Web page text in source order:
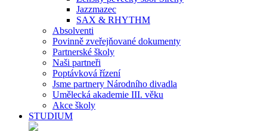
Jazzmazec
SAX & RHYTHM
Absolventi
Povinně zveřejňované dokumenty
Partnerské školy
Naši partneři
Poptávková řízení
Jsme partnery Národního divadla
Umělecká akademie III. věku
Akce školy
STUDIUM